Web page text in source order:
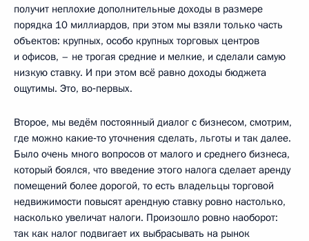
получит неплохие дополнительные доходы в размере
порядка 10 миллиардов, при этом мы взяли только часть
объектов: крупных, особо крупных торговых центров
и офисов, – не трогая средние и мелкие, и сделали самую
низкую ставку. И при этом всё равно доходы бюджета
ощутимы. Это, во‑первых.
Второе, мы ведём постоянный диалог с бизнесом, смотрим,
где можно какие‑то уточнения сделать, льготы и так далее.
Было очень много вопросов от малого и среднего бизнеса,
который боялся, что введение этого налога сделает аренду
помещений более дорогой, то есть владельцы торговой
недвижимости повысят арендную ставку ровно настолько,
насколько увеличат налоги. Произошло ровно наоборот:
так как налог подвигает их выбрасывать на рынок